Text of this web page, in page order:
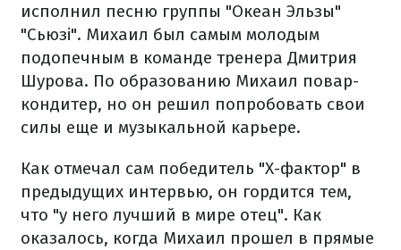
исполнил песню группы "Океан Эльзы"
"Сьюзі". Михаил был самым молодым
подопечным в команде тренера Дмитрия
Шурова. По образованию Михаил повар-
кондитер, но он решил попробовать свои
силы еще и музыкальной карьере.
Как отмечал сам победитель "Х-фактор" в
предыдущих интервью, он гордится тем,
что "у него лучший в мире отец". Как
оказалось, когда Михаил прошел в прямые